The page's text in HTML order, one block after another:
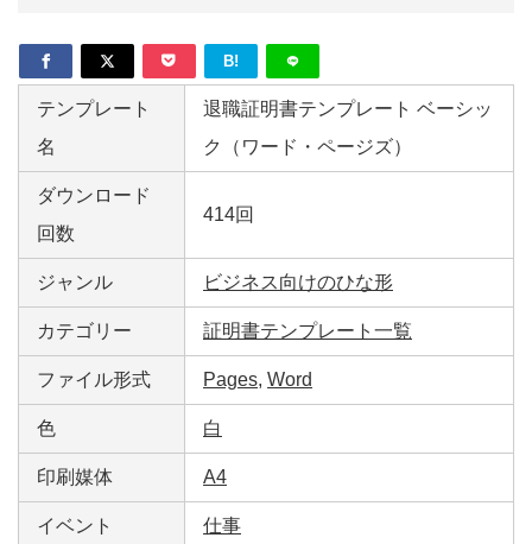
B!
テンプレート
名
退職証明書テンプレート ベーシッ
ク（ワード・ページズ）
ダウンロード
回数
414回
ジャンル ビジネス向けのひな形
カテゴリー 証明書テンプレート一覧
ファイル形式 Pages, Word
色 白
印刷媒体 A4
イベント 仕事